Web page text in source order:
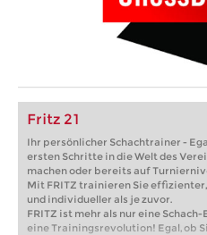
Fritz 21
Ihr persönlicher Schachtrainer -
ersten Schritte in die Welt des
machen oder bereits auf
Mit FRITZ trainieren Sie
und individueller als je zuvor.
FRITZ ist mehr als nur eine Schach-
eine Trainingsrevolution! Egal, ob